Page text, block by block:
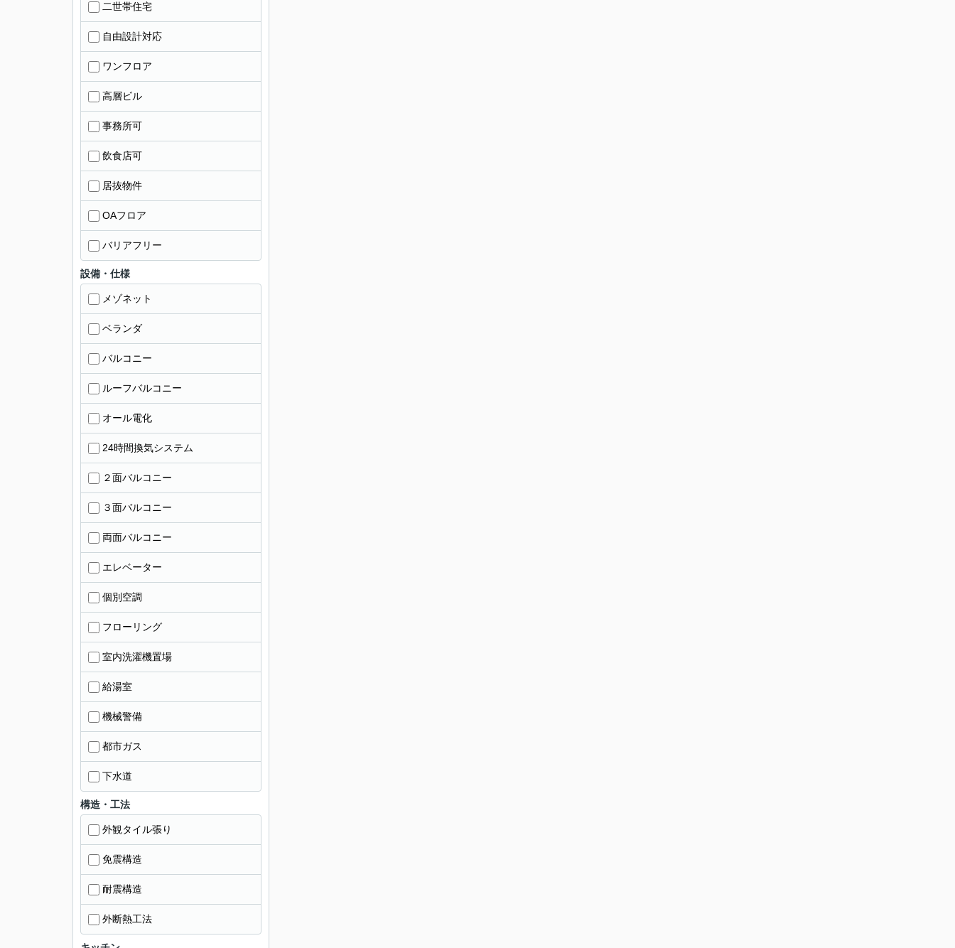
二世帯住宅
自由設計対応
ワンフロア
高層ビル
事務所可
飲食店可
居抜物件
OAフロア
バリアフリー
設備・仕様
メゾネット
ベランダ
バルコニー
ルーフバルコニー
オール電化
24時間換気システム
２面バルコニー
３面バルコニー
両面バルコニー
エレベーター
個別空調
フローリング
室内洗濯機置場
給湯室
機械警備
都市ガス
下水道
構造・工法
外観タイル張り
免震構造
耐震構造
外断熱工法